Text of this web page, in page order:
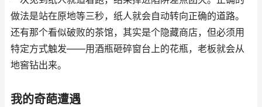
做法是站在原地等三秒，纸人就会自动转向正确的道路。
还有那个看似破败的茶馆，其实是个隐藏商店，但必须用
特定方式触发——用酒瓶砸碎窗台上的花瓶，老板就会从
地窖钻出来。
我的奇葩遭遇